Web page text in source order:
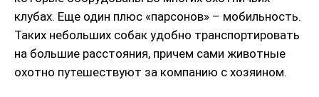
клубах. Еще один плюс «парсонов» – мобильность.
Таких небольших собак удобно транспортировать
на большие расстояния, причем сами животные
охотно путешествуют за компанию с хозяином.